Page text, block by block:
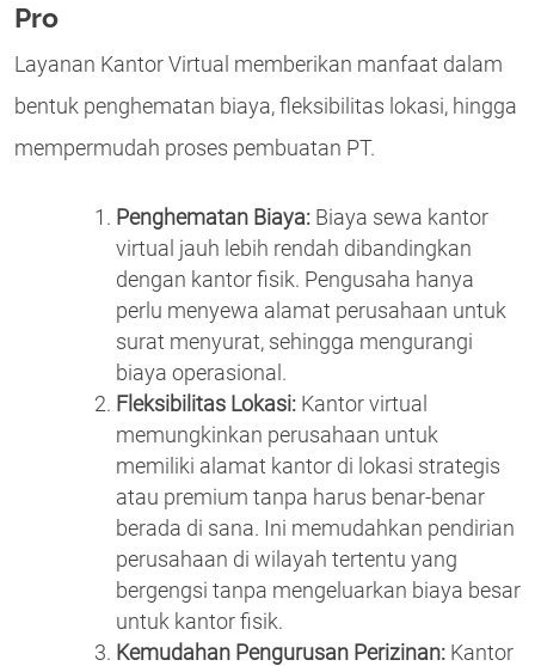
Pro
Layanan Kantor Virtual memberikan manfaat dalam
bentuk penghematan biaya, fleksibilitas lokasi, hingga
mempermudah proses pembuatan PT.
Penghematan Biaya: Biaya sewa kantor
virtual jauh lebih rendah dibandingkan
dengan kantor fisik. Pengusaha hanya
perlu menyewa alamat perusahaan untuk
surat menyurat, sehingga mengurangi
biaya operasional.
Fleksibilitas Lokasi: Kantor virtual
memungkinkan perusahaan untuk
memiliki alamat kantor di lokasi strategis
atau premium tanpa harus benar-benar
berada di sana. Ini memudahkan pendirian
perusahaan di wilayah tertentu yang
bergengsi tanpa mengeluarkan biaya besar
untuk kantor fisik.
Kemudahan Pengurusan Perizinan: Kantor